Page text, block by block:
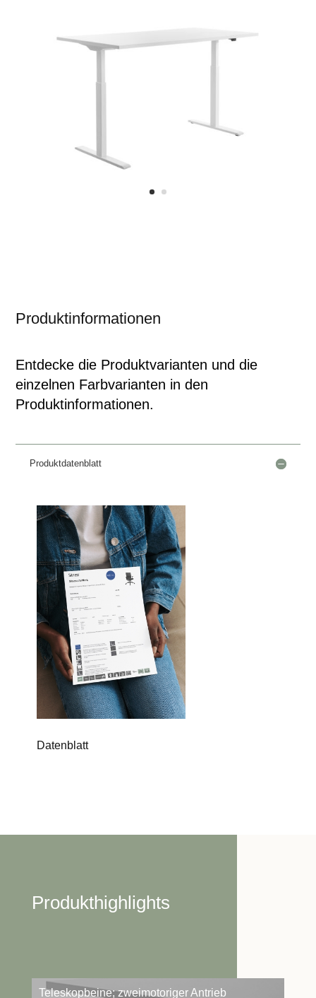
Produktinformationen
Entdecke die Produktvarianten und die
einzelnen Farbvarianten in den
Produktinformationen.
Produktdatenblatt
Datenblatt
Produkthighlights
Teleskopbeine; zweimotoriger Antrieb